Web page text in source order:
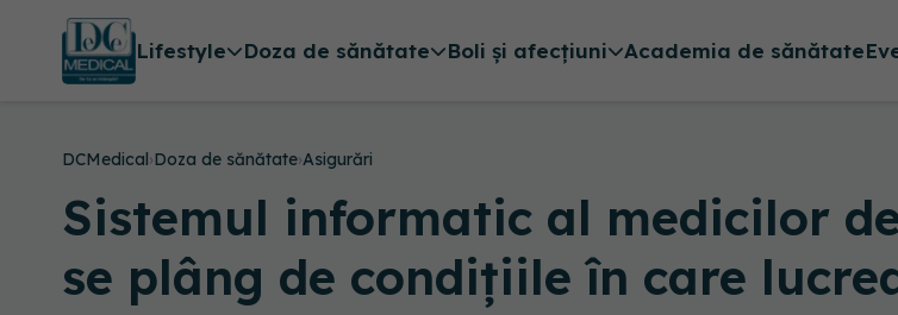
Lifestyle Doza de sănătate Boli și afecțiuni Academia de sănătate
DCMedical›Doza de sănătate›Asigurări
Sistemul informatic al medicilor
se plâng de condițiile în care